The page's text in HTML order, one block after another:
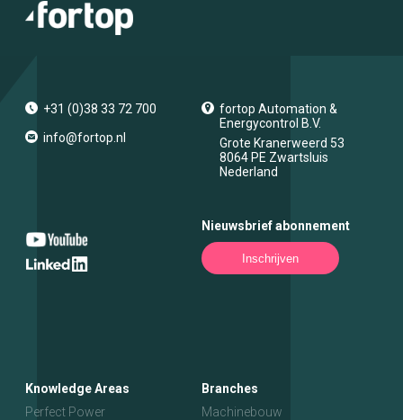
+31 (0)38 33 72 700
info@fortop.nl
fortop Automation &
Energycontrol B.V.
Grote Kranerweerd 53
8064 PE Zwartsluis
Nederland
Nieuwsbrief abonnement
Inschrijven
Knowledge Areas
Perfect Power
Branches
Machinebouw